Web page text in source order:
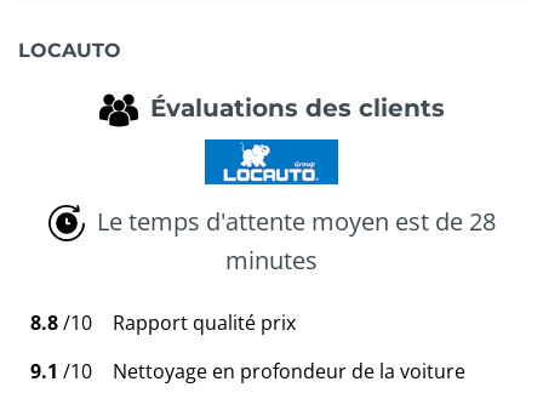
LOCAUTO
Évaluations des clients
Le temps d'attente moyen est de 28
minutes
8.8/10
Rapport qualité prix
9.1 /10
Nettoyage en profondeur de la voiture